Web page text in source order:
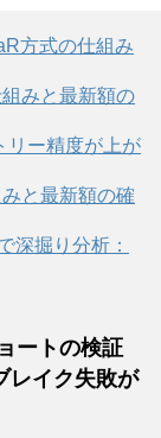
方式の仕組み
みと最新額の
リー精度が上が
と最新額の確
深掘り分析：
ートの検証
レイク失敗が